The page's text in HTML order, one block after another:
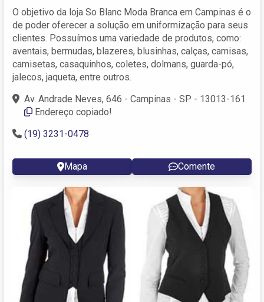
O objetivo da loja So Blanc Moda Branca em Campinas é o
de poder oferecer a solução em uniformização para seus
clientes. Possuímos uma variedade de produtos, como:
aventais, bermudas, blazeres, blusinhas, calças, camisas,
camisetas, casaquinhos, coletes, dolmans, guarda-pó,
jalecos, jaqueta, entre outros.
Av. Andrade Neves, 646 - Campinas - SP - 13013-161
Endereço copiado!
(19) 3231-0478
Mapa Comente